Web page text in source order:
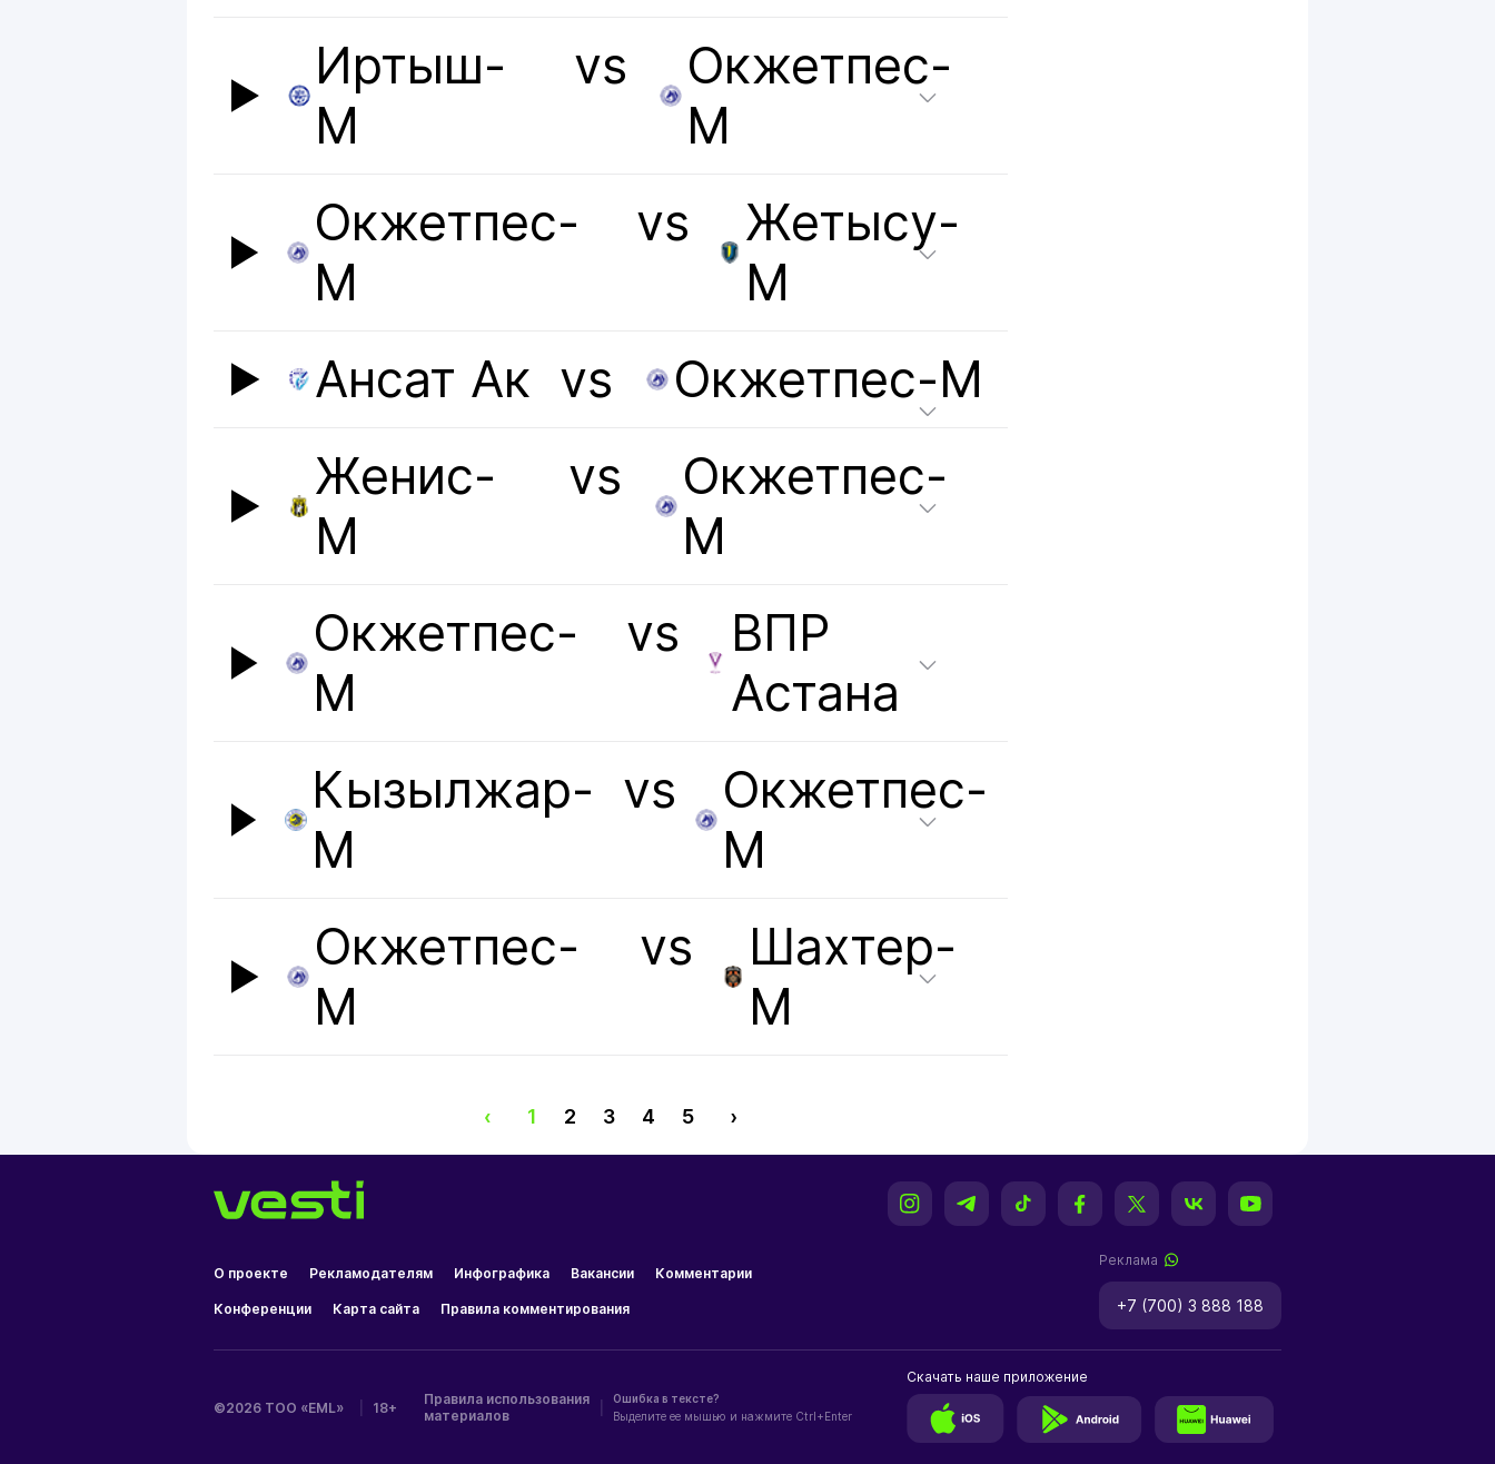
Иртыш-
М
vs
Окжетпес-
М
Окжетпес-
М
vs
Жетысу-
М
Ансат Ак vs
Окжетпес-М
Женис-
М
vs
Окжетпес-
М
Окжетпес-
М
vs
ВПР
Астана
Кызылжар-
М
vs
Окжетпес-
М
Окжетпес-
М
vs
Шахтер-
М
‹ 1 2 3 4 5 ›
О проекте Рекламодателям Инфографика Вакансии Комментарии
Конференции Карта сайта Правила комментирования
Реклама
+7 (700) 3 888 188
©2026 ТОО «EML» 18+
Правила использования
материалов
Ошибка в тексте?
Выделите ее мышью и нажмите Ctrl+Enter
Скачать наше приложение